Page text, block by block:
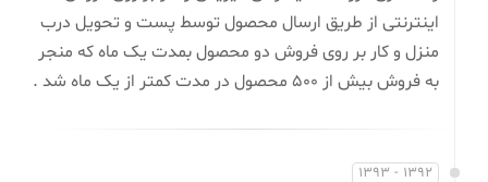
اینترنتی از طریق ارسال محصول توسط پست و تحویل درب
منزل و کار بر روی فروش دو محصول بمدت یک ماه که منجر
به فروش بیش از 500 محصول در مدت کمتر از یک ماه شد .
1392 - 1393